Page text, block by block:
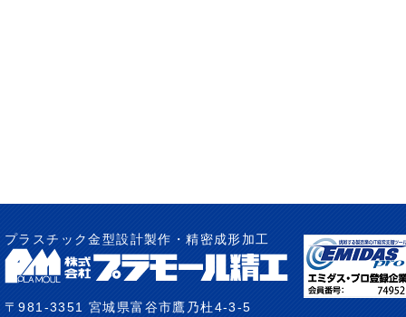
プラスチック金型設計製作・精密成形加工
〒981-3351 宮城県富谷市鷹乃杜4-3-5